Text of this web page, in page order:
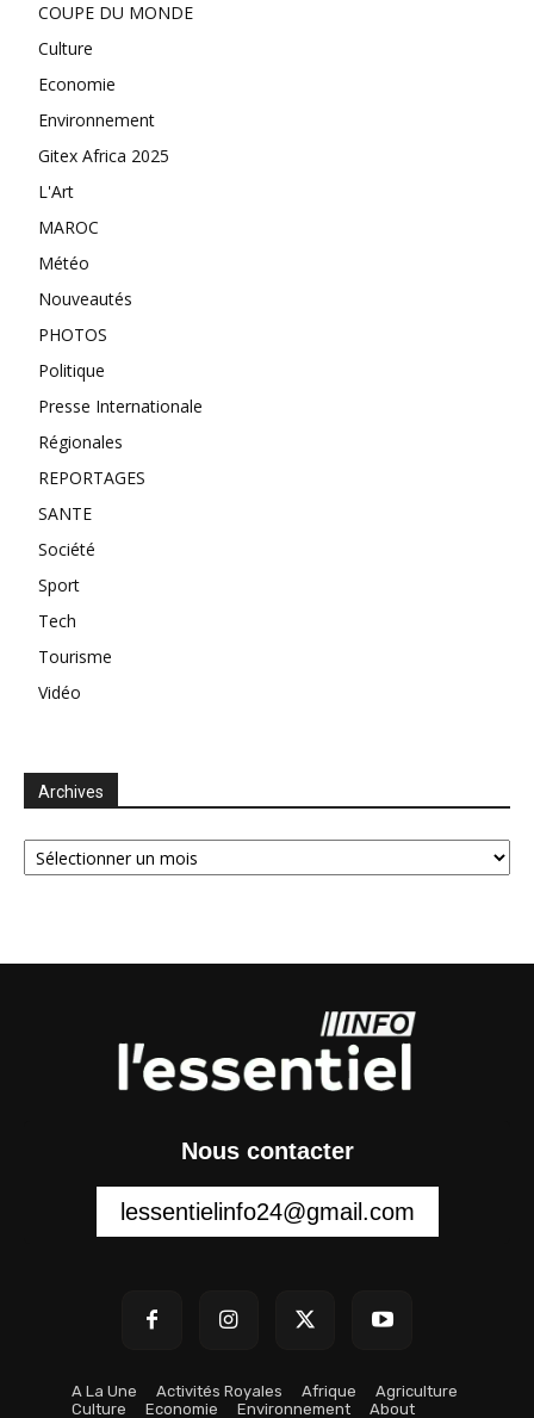
COUPE DU MONDE
Culture
Economie
Environnement
Gitex Africa 2025
L'Art
MAROC
Météo
Nouveautés
PHOTOS
Politique
Presse Internationale
Régionales
REPORTAGES
SANTE
Société
Sport
Tech
Tourisme
Vidéo
Archives
Archives
Nous contacter
lessentielinfo24@gmail.com
A La Une Activités Royales Afrique
Agriculture
Culture
Economie Environnement About